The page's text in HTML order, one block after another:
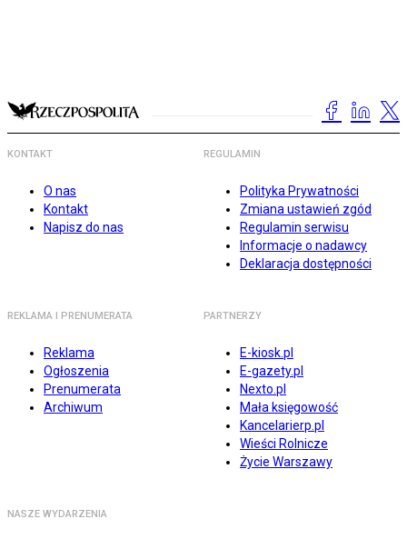
KONTAKT
O nas
Kontakt
Napisz do nas
REGULAMIN
Polityka Prywatności
Zmiana ustawień zgód
Regulamin serwisu
Informacje o nadawcy
Deklaracja dostępności
REKLAMA I PRENUMERATA
Reklama
Ogłoszenia
Prenumerata
Archiwum
PARTNERZY
E-kiosk.pl
E-gazety.pl
Nexto.pl
Mała księgowość
Kancelarierp.pl
Wieści Rolnicze
Życie Warszawy
NASZE WYDARZENIA